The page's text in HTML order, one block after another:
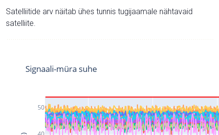
Satelliitide arv näitab ühes tunnis tugijaamale nähtavaid
satelliite.
50
Signaali-müra suhe